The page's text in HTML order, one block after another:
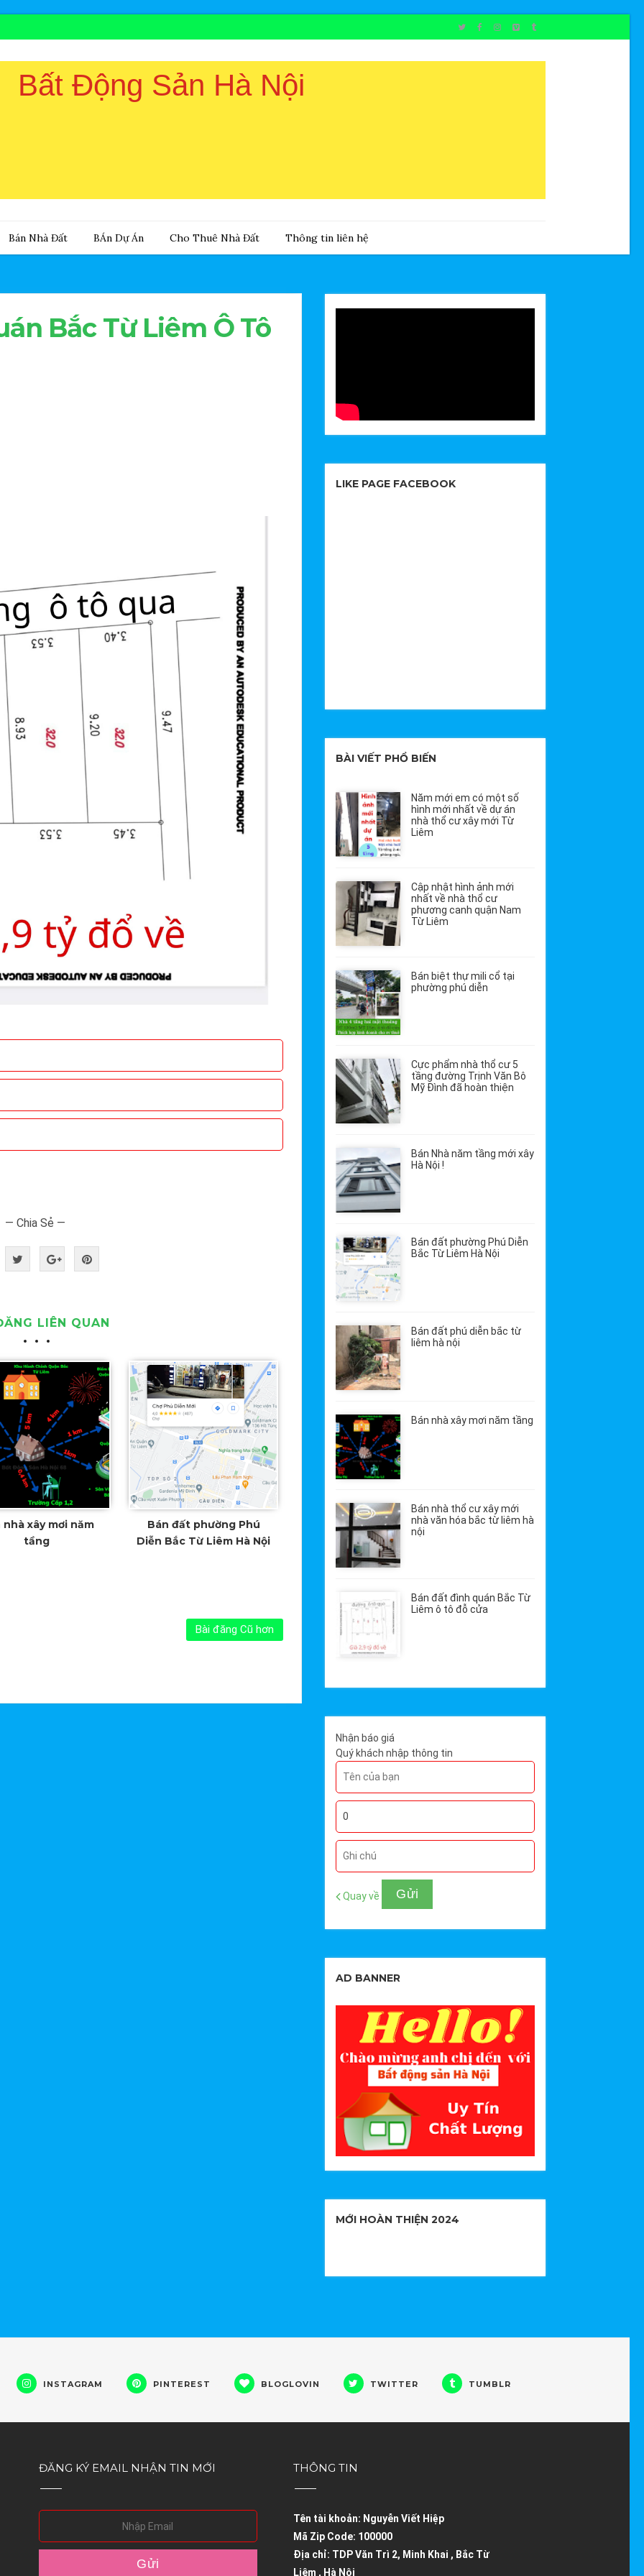
Bất Động Sản Hà Nội
Bán Nhà Đất BÁn Dự Án Cho Thuê Nhà Đất Thông tin liên hệ
Bắc Từ Liêm Ô Tô
— Chia Sẻ —
LIÊN QUAN
nhà xây mơi năm
tầng
Bán đất phường Phú
Diễn Bắc Từ Liêm Hà Nội
Bài đăng Cũ hơn
LIKE PAGE FACEBOOK
BÀI VIẾT PHỔ BIẾN
Năm mới em có một số
hình mới nhất về dự án
nhà thổ cư xây mới Từ
Liêm
Cập nhật hình ảnh mới
nhất về nhà thổ cư
phương canh quận Nam
Từ Liêm
Bán biệt thự mili cổ tại
phường phú diễn
Cực phẩm nhà thổ cư 5
tầng đường Trịnh Văn Bô
Mỹ Đình đã hoàn thiện
Bán Nhà năm tầng mới xây
Hà Nội !
Bán đất phường Phú Diễn
Bắc Từ Liêm Hà Nội
Bán đất phú diễn bắc từ
liêm hà nội
Bán nhà xây mơi năm tầng
Bán nhà thổ cư xây mới
nhà văn hóa bắc từ liêm hà
nội
Bán đất đình quán Bắc Từ
Liêm ô tô đỗ cửa
Nhận báo giá
Quý khách nhập thông tin
Quay về
AD BANNER
MỚI HOÀN THIỆN 2024
INSTAGRAM PINTEREST BLOGLOVIN TWITTER TUMBLR
ĐĂNG KÝ EMAIL NHẬN TIN MỚI THÔNG TIN
Tên tài khoản: Nguyễn Viết Hiệp
Mã Zip Code: 100000
Địa chỉ: TDP Văn Trì 2, Minh Khai , Bắc Từ
Liêm , Hà Nội